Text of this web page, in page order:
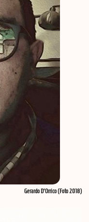
Gerardo D'Orrico (Foto 2018)